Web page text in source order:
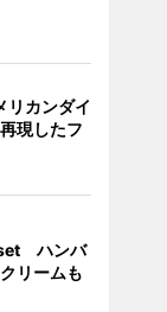
リカンダイ
現したフ
ハンバ
リームも